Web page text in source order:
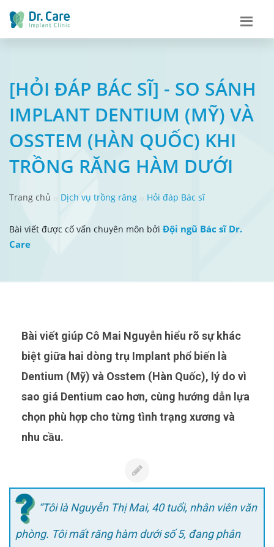
[HỎI ĐÁP BÁC SĨ] - SO SÁNH
IMPLANT DENTIUM (MỸ) VÀ
OSSTEM (HÀN QUỐC) KHI
TRỒNG RĂNG HÀM DƯỚI
Trang chủ Dịch vụ trồng răng Hỏi đáp Bác sĩ
Bài viết được cố vấn chuyên môn bởi Đội ngũ Bác sĩ Dr.
Care
Bài viết giúp Cô Mai Nguyễn hiểu rõ sự khác
biệt giữa hai dòng trụ Implant phổ biến là
Dentium (Mỹ) và Osstem (Hàn Quốc), lý do vì
sao giá Dentium cao hơn, cùng hướng dẫn lựa
chọn phù hợp cho từng tình trạng xương và
nhu cầu.
“Tôi là Nguyễn Thị Mai, 40 tuổi, nhân viên văn
phòng. Tôi mất răng hàm dưới số 5, đang phân